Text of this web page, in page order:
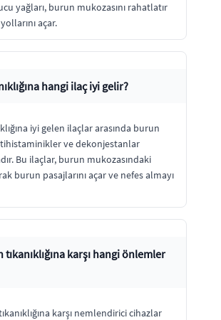
yağları, burun mukozasını rahatlatır
açar.
hangi ilaç iyi gelir?
iyi gelen ilaçlar arasında burun
ve dekonjestanlar
Bu ilaçlar, burun mukozasındaki
burun pasajlarını açar ve nefes almayı
tıkanıklığına karşı hangi önlemler
karşı nemlendirici cihazlar